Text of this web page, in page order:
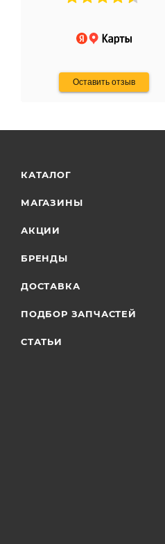
Оставить отзыв
и дают только на год)
КАТАЛОГ
МАГАЗИНЫ
АКЦИИ
БРЕНДЫ
ДОСТАВКА
ПОДБОР ЗАПЧАСТЕЙ
СТАТЬИ